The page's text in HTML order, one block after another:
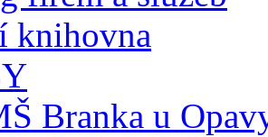
knihovna
Branka u